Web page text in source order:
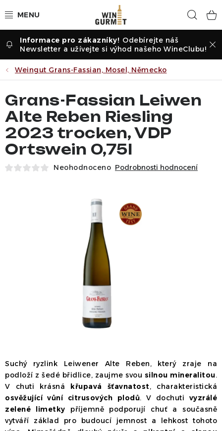
na
Vína dle druhu
Vína dle příležitosti
Dle vinařství
Vína dle země
Pochutiny
Degustační kartony
Kontakty
Vinné zážitky
Odebírejte náš
Newsletter a užívejte si výhod našeho WineClubu!
Weingut Grans-Fassian, Mosel, Německo
Suchý ryzlink Leiwener Alte Reben, který zraje na
podloží z šedé břidlice, zaujme svou silnou mineralitou.
V chuti krásná křupavá šťavnatost, charakteristická
osvěžující vůní citrusových plodů. V dochuti vyzrálé
zelené limetky příjemně podporují chuť a současně
vytváří základ pro budoucí jemnost a lehkost tohoto
Grans-Fassian Leiwen
Alte Reben Riesling
2023 trocken, VDP
Ortswein 0,75l
Neohodnoceno Podrobnosti hodnocení